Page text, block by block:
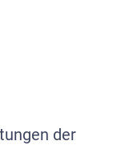
der